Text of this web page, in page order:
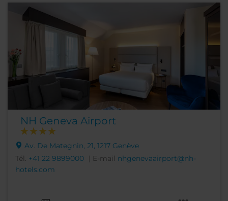
NH Geneva Airport
Av. De Mategnin, 21, 1217 Genève
Tél. +41 22 9899000 | E-mail nhgenevaairport@nh-
hotels.com